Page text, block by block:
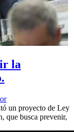
la
un proyecto de Ley
que busca prevenir,